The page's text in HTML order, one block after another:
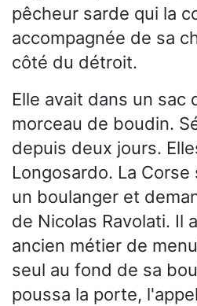
pêcheur sarde qui la
accompagnée de sa
côté du détroit.
Elle avait dans un sac
morceau de boudin.
depuis deux jours.
Longosardo. La
un boulanger et
de Nicolas Ravolati. Il
ancien métier de
seul au fond de sa
poussa la porte,